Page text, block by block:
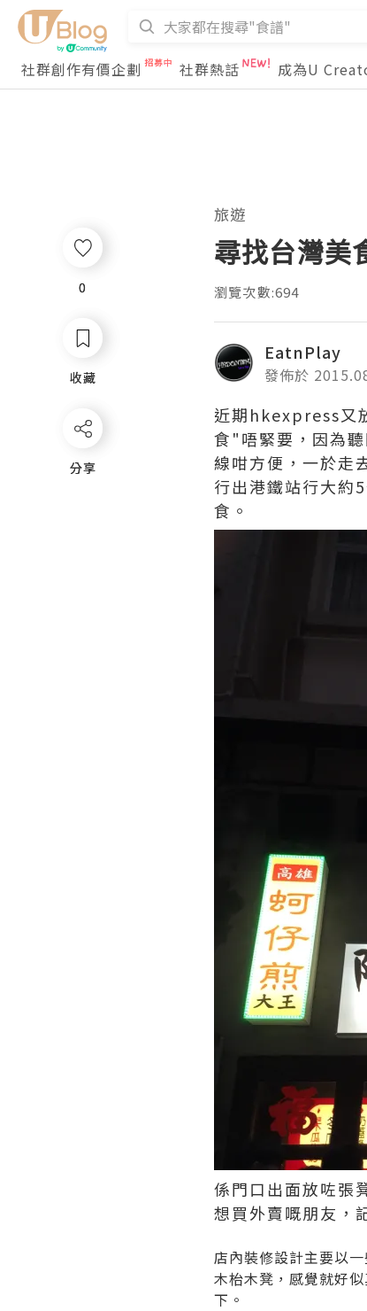
社群創作有價企劃 社群熱話 成為U
0
收藏
分享
旅遊
尋找台灣美
瀏覽次數:694
EatnPlay
發佈於
近期hkexpress又
食"唔緊要，因為
線咁方便，一於走
行出港鐵站行大約
食。
係門口出面放咗張
想買外賣嘅朋友，
店內裝修設計主要以
木枱木凳，感覺就好
下。
0
收藏
分享